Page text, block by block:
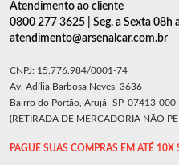
Atendimento ao cliente
0800 277 3625 | Seg. a Sexta 08h
atendimento@arsenalcar.com.br
CNPJ: 15.776.984/0001-74
Av. Adília Barbosa Neves, 3636
Bairro do Portão, Arujá -SP, 07413-000
(RETIRADA DE MERCADORIA NÃO
PAGUE SUAS COMPRAS EM ATÉ 10X